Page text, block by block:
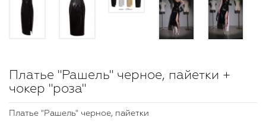
Платье "Рашель" черное, пайетки +
чокер "роза"
Платье "Рашель" черное, пайетки